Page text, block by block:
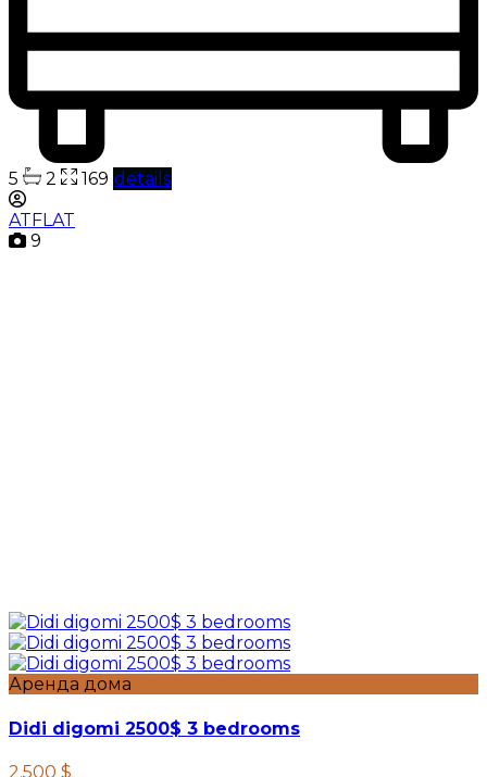
5 2 169 details
ATFLAT
9
Аренда дома
Didi digomi 2500$ 3 bedrooms
2.500 $